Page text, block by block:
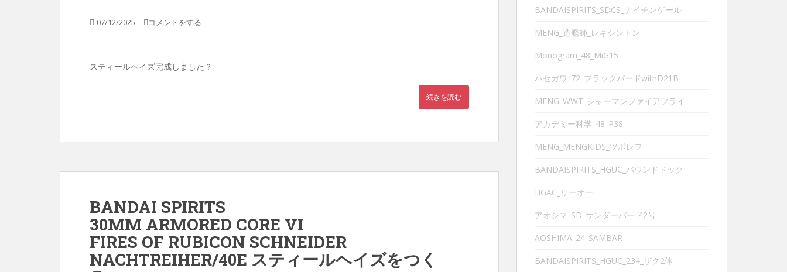
07/12/2025 コメントをする
スティールヘイズ完成しました？
続きを読む
BANDAI SPIRITS
30MM ARMORED CORE VI
FIRES OF RUBICON SCHNEIDER
NACHTREIHER/40E スティールヘイズをつく
BANDAISPIRITS_SDCS_ナイチンゲール
MENG_造艦師_レキシントン
Monogram_48_MiG15
ハセガワ_72_ブラックバードwithD21B
MENG_WWT_シャーマンファイアフライ
アカデミー科学_48_P38
MENG_MENGKIDS_ツポレフ
BANDAISPIRITS_HGUC_バウンドドック
HGAC_リーオー
アオシマ_SD_サンダーバード2号
AOSHIMA_24_SAMBAR
BANDAISPIRITS_HGUC_234_ザク2体